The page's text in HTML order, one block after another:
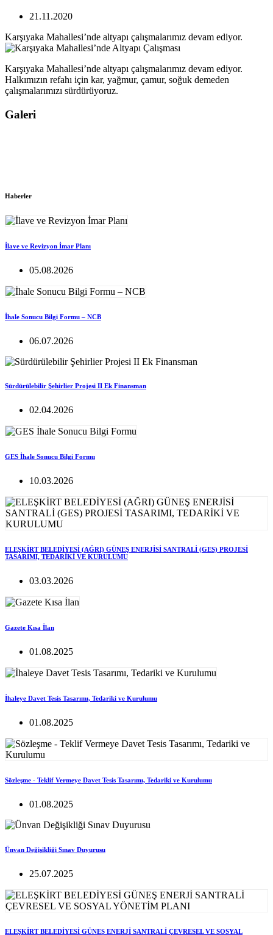
21.11.2020
Karşıyaka Mahallesi’nde altyapı çalışmalarımız devam ediyor.
Karşıyaka Mahallesi’nde altyapı çalışmalarımız devam ediyor.
Halkımızın refahı için kar, yağmur, çamur, soğuk demeden
çalışmalarımızı sürdürüyoruz.
Galeri
Haberler
İlave ve Revizyon İmar Planı
05.08.2026
İhale Sonucu Bilgi Formu – NCB
06.07.2026
Sürdürülebilir Şehirlier Projesi II Ek Finansman
02.04.2026
GES İhale Sonucu Bilgi Formu
10.03.2026
ELEŞKİRT BELEDİYESİ (AĞRI) GÜNEŞ ENERJİSİ SANTRALİ (GES) PROJESİ
TASARIMI, TEDARİKİ VE KURULUMU
03.03.2026
Gazete Kısa İlan
01.08.2025
İhaleye Davet Tesis Tasarımı, Tedariki ve Kurulumu
01.08.2025
Sözleşme - Teklif Vermeye Davet Tesis Tasarımı, Tedariki ve Kurulumu
01.08.2025
Ünvan Değişikliği Sınav Duyurusu
25.07.2025
ELEŞKİRT BELEDİYESİ GÜNEŞ ENERJİ SANTRALİ ÇEVRESEL VE SOSYAL